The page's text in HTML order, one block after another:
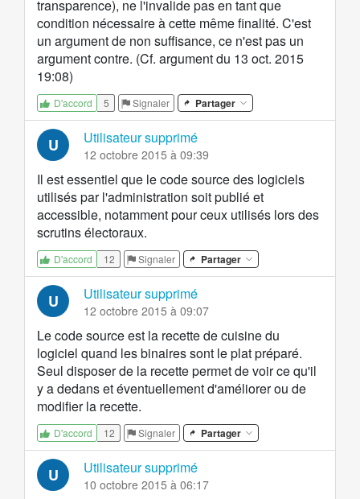
transparence), ne l'invalide pas en tant que
condition nécessaire à cette même finalité. C'est
un argument de non suffisance, ce n'est pas un
argument contre. (Cf. argument du 13 oct. 2015
19:08)
D'accord 5 Signaler Partager
U Utilisateur supprimé
12 octobre 2015 à 09:39
Il est essentiel que le code source des logiciels
utilisés par l'administration soit publié et
accessible, notamment pour ceux utilisés lors des
scrutins électoraux.
D'accord 12 Signaler Partager
U Utilisateur supprimé
12 octobre 2015 à 09:07
Le code source est la recette de cuisine du
logiciel quand les binaires sont le plat préparé.
Seul disposer de la recette permet de voir ce qu'il
y a dedans et éventuellement d'améliorer ou de
modifier la recette.
D'accord 12 Signaler Partager
U Utilisateur supprimé
10 octobre 2015 à 06:17